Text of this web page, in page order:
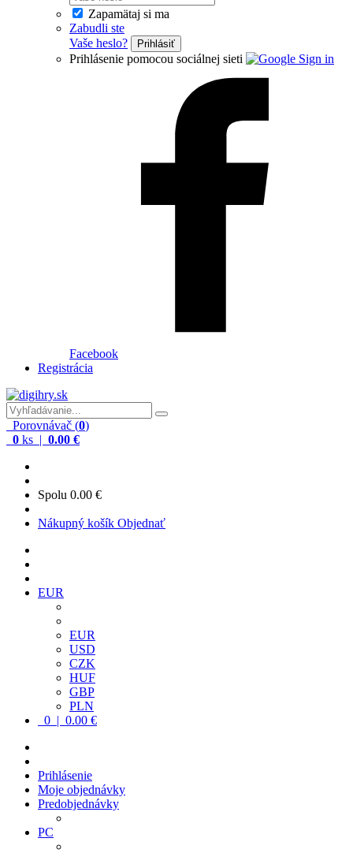
Zapamätaj si ma
Zabudli ste
Vaše heslo?
Prihlásiť
Prihlásenie pomocou sociálnej sieti
Facebook
Registrácia
Porovnávač (0)
0 ks | 0.00 €
Spolu 0.00 €
Nákupný košík Objednať
EUR
EUR
USD
CZK
HUF
GBP
PLN
0 | 0.00 €
Prihlásenie
Moje objednávky
Predobjednávky
PC